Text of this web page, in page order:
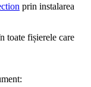
prin instalarea
toate fișierele care